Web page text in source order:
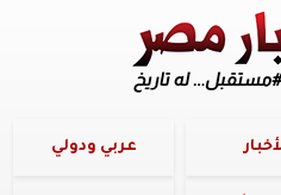
عربي ودولي